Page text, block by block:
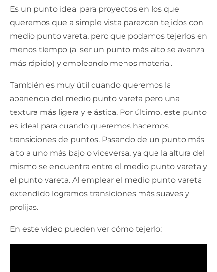
Es un punto ideal para proyectos en los que
queremos que a simple vista parezcan tejidos con
medio punto vareta, pero que podamos tejerlos en
menos tiempo (al ser un punto más alto se avanza
más rápido) y empleando menos material.
También es muy útil cuando queremos la
apariencia del medio punto vareta pero una
textura más ligera y elástica. Por último, este punto
es ideal para cuando queremos hacemos
transiciones de puntos. Pasando de un punto más
alto a uno más bajo o viceversa, ya que la altura del
mismo se encuentra entre el medio punto vareta y
el punto vareta. Al emplear el medio punto vareta
extendido logramos transiciones más suaves y
prolijas.
En este video pueden ver cómo tejerlo: